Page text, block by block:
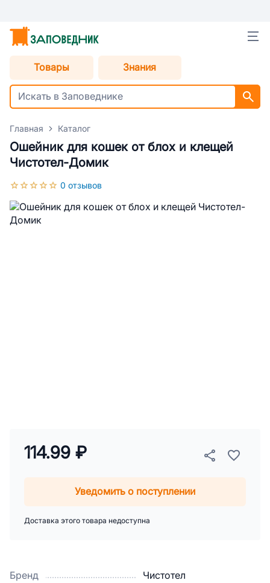
Товары Знания
Главная Каталог
Ошейник для кошек от блох и клещей
Чистотел-Домик
0 отзывов
Бренд
Чистотел
114.99 ₽
Уведомить о поступлении
Доставка этого товара недоступна